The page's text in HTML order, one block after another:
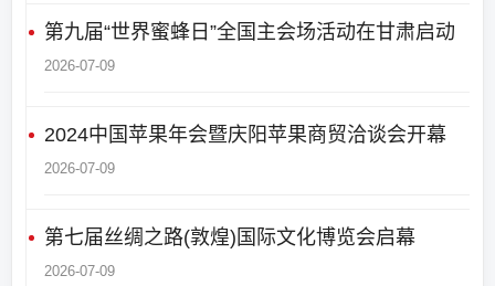
第九届“世界蜜蜂日”全国主会场活动在甘肃启动
2026-07-09
2024中国苹果年会暨庆阳苹果商贸洽谈会开幕
2026-07-09
第七届丝绸之路(敦煌)国际文化博览会启幕
2026-07-09